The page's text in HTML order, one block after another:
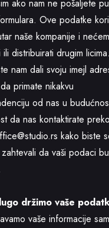
ako nam ne pošaljete
Ove podatke
naše kompanije i
distribuirati drugim licima.
nam dali svoju imejl
primate nikakvu
od nas u
da nas kontaktirate
kako biste
da vaši podaci
držimo vaše
vaše informacije